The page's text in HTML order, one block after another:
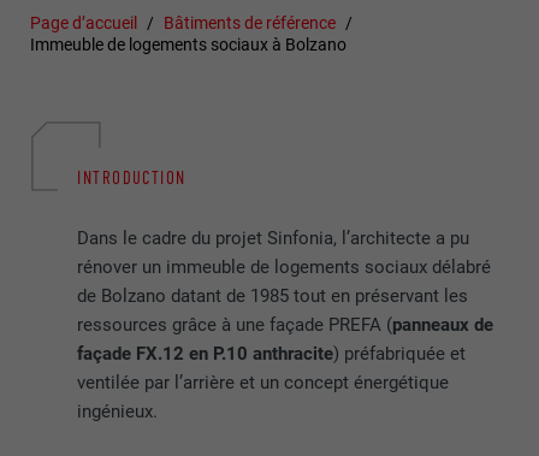
Page d’accueil
Bâtiments de référence
Immeuble de logements sociaux à Bolzano
INTRODUCTION
Dans le cadre du projet Sinfonia, l’architecte a pu
rénover un immeuble de logements sociaux délabré
de Bolzano datant de 1985 tout en préservant les
ressources grâce à une façade PREFA (panneaux de
façade FX.12 en P.10 anthracite) préfabriquée et
ventilée par l’arrière et un concept énergétique
ingénieux.